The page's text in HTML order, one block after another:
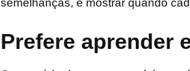
semelhanças, e mostrar quando
Prefere aprender